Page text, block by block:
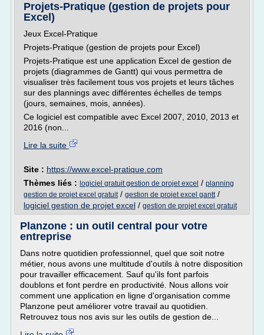
Projets-Pratique (gestion de projets pour
Excel)
Jeux Excel-Pratique
Projets-Pratique (gestion de projets pour Excel)
Projets-Pratique est une application Excel de gestion de
projets (diagrammes de Gantt) qui vous permettra de
visualiser très facilement tous vos projets et leurs tâches
sur des plannings avec différentes échelles de temps
(jours, semaines, mois, années).
Ce logiciel est compatible avec Excel 2007, 2010, 2013 et
2016 (non...
Lire la suite
Site : https://www.excel-pratique.com
Thèmes liés : logiciel gratuit gestion de projet excel / planning
gestion de projet excel gratuit/ gestion de projet excel gantt/
logiciel gestion de projet excel / gestion de projet excel gratuit
Planzone : un outil central pour votre
entreprise
Dans notre quotidien professionnel, quel que soit notre
métier, nous avons une multitude d'outils à notre disposition
pour travailler efficacement. Sauf qu'ils font parfois
doublons et font perdre en productivité. Nous allons voir
comment une application en ligne d'organisation comme
Planzone peut améliorer votre travail au quotidien.
Retrouvez tous nos avis sur les outils de gestion de...